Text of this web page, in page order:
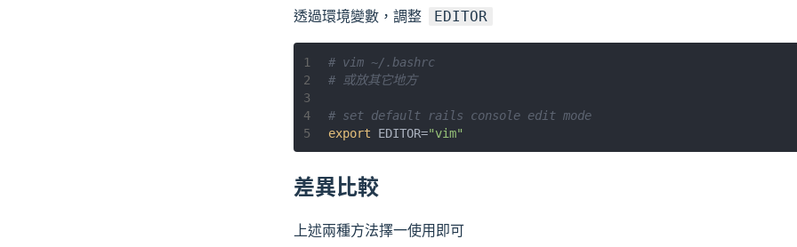
透過環境變數，調整 EDITOR
1
2
3
4
5
# vim ~/.bashrc
# 或放其它地方
# set default rails console edit mode
export EDITOR="vim"
差異比較
上述兩種方法擇一使用即可